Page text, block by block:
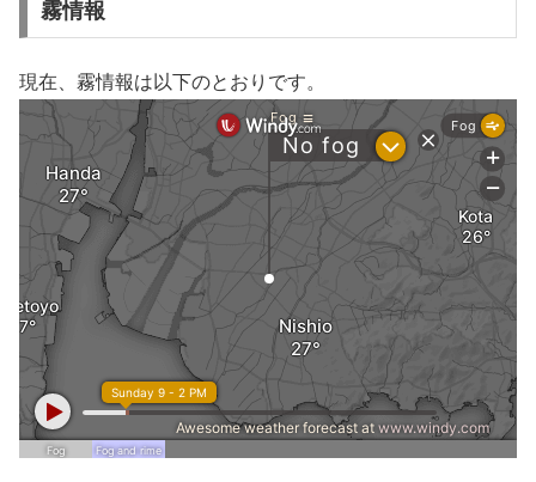
霧情報
現在、霧情報は以下のとおりです。